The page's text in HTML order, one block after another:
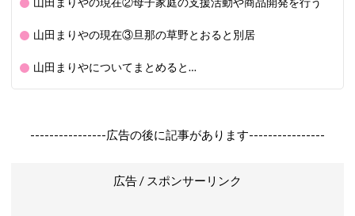
山田まりやの現在③旦那の草野とおると別居
山田まりやについてまとめると…
----------------広告の後に記事があります----------------
広告 / スポンサーリンク